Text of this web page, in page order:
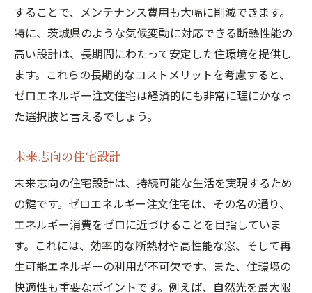
することで、メンテナンス費用も大幅に削減できます。
特に、茨城県のような気候変動に対応できる断熱性能の
高い設計は、長期間にわたって安定した住環境を提供し
ます。これらの長期的なコストメリットを考慮すると、
ゼロエネルギー注文住宅は経済的にも非常に理にかなっ
た選択肢と言えるでしょう。
未来志向の住宅設計
未来志向の住宅設計は、持続可能な生活を実現するため
の鍵です。ゼロエネルギー注文住宅は、その名の通り、
エネルギー消費をゼロに近づけることを目指していま
す。これには、効率的な断熱材や高性能な窓、そして再
生可能エネルギーの利用が不可欠です。また、住環境の
快適性も重要なポイントです。例えば、自然光を最大限